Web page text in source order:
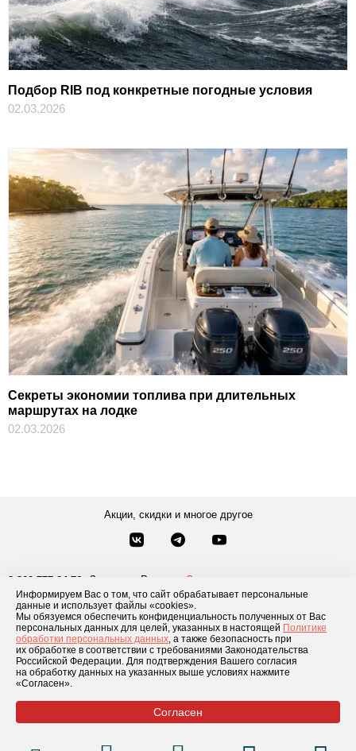
Информируем Вас о том, что сайт обрабатывает персональные
данные и использует файлы «cookies».
Мы обязуемся обеспечить конфиденциальность полученных от Вас
персональных данных для целей, указанных в настоящей Политике
обработки персональных данных, а также безопасность при
их обработке в соответствии с требованиями Законодательства
Российской Федерации. Для подтверждения Вашего согласия
на обработку данных на указанных выше условиях нажмите
«Согласен».
Согласен
Подбор RIB под конкретные погодные условия
02.03.2026
Секреты экономии топлива при длительных
маршрутах на лодке
02.03.2026
Акции, скидки и многое другое
8-800-777-84-76 Звонки по России
Заказать звонок
8 495 181-69-06
Москва
Каталог товаров О компании Доставка и оплата Блог
Условия рассрочки
Контакты
© 2026 «GLADIATOR»